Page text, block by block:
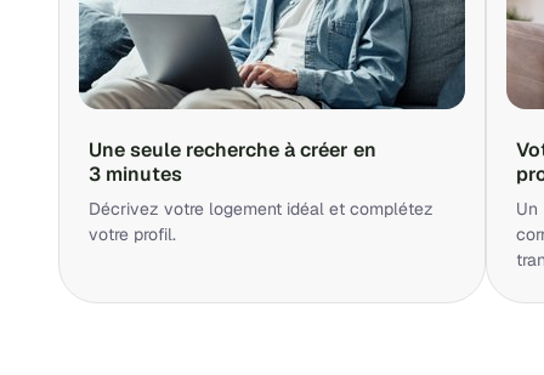
Une seule recherche à créer en
3 minutes
Décrivez votre logement idéal et complétez
votre profil.
Un